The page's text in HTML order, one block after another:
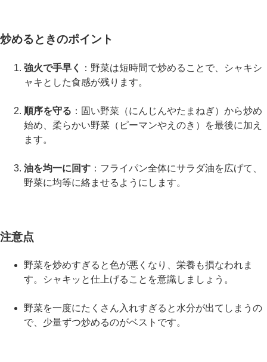
炒めるときのポイント
強火で手早く
：野菜は短時間で炒めることで、シャキシ
ャキとした食感が残ります。
順序を守る ：固い野菜（にんじんやたまねぎ）から炒め
始め、柔らかい野菜（ピーマンやえのき）を最後に加え
ます。
油を均一に回す ：フライパン全体にサラダ油を広げて、
野菜に均等に絡ませるようにします。
注意点
野菜を炒めすぎると色が悪くなり、栄養も損なわれま
す。シャキッと仕上げることを意識しましょう。
野菜を一度にたくさん入れすぎると水分が出てしまうの
で、少量ずつ炒めるのがベストです。